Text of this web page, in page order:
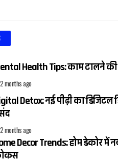
Health Tips: काम टालने
2 months ago
Detox: नई पीढ़ी का
2 months ago
Decor Trends: होम डेकोर में